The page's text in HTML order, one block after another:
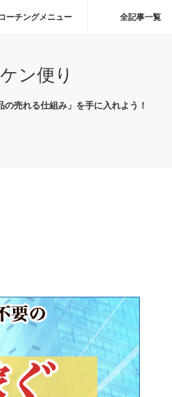
ーチングメニュー 全記事一覧
ン便り
の売れる仕組み」を手に入れよう！